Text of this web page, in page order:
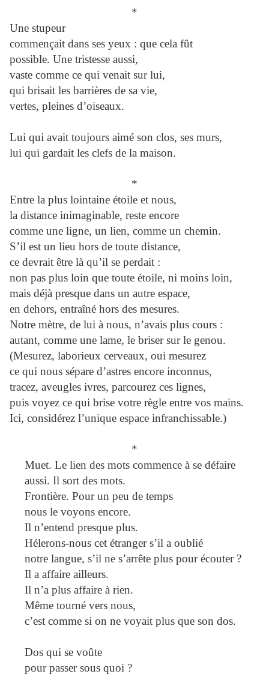
*
Une stupeur
commençait dans ses yeux : que cela fût
possible. Une tristesse aussi,
vaste comme ce qui venait sur lui,
qui brisait les barrières de sa vie,
vertes, pleines d’oiseaux.
Lui qui avait toujours aimé son clos, ses murs,
lui qui gardait les clefs de la maison.
*
Entre la plus lointaine étoile et nous,
la distance inimaginable, reste encore
comme une ligne, un lien, comme un chemin.
S’il est un lieu hors de toute distance,
ce devrait être là qu’il se perdait :
non pas plus loin que toute étoile, ni moins loin,
mais déjà presque dans un autre espace,
en dehors, entraîné hors des mesures.
Notre mètre, de lui à nous, n’avais plus cours :
autant, comme une lame, le briser sur le genou.
(Mesurez, laborieux cerveaux, oui mesurez
ce qui nous sépare d’astres encore inconnus,
tracez, aveugles ivres, parcourez ces lignes,
puis voyez ce qui brise votre règle entre vos mains.
Ici, considérez l’unique espace infranchissable.)
*
Muet. Le lien des mots commence à se défaire
aussi. Il sort des mots.
Frontière. Pour un peu de temps
nous le voyons encore.
Il n’entend presque plus.
Hélerons-nous cet étranger s’il a oublié
notre langue, s’il ne s’arrête plus pour écouter ?
Il a affaire ailleurs.
Il n’a plus affaire à rien.
Même tourné vers nous,
c’est comme si on ne voyait plus que son dos.
Dos qui se voûte
pour passer sous quoi ?